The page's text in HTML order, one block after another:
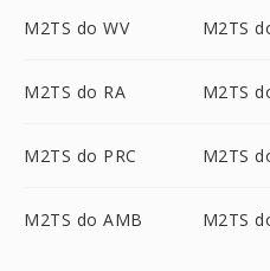
M2TS do WV M2TS
M2TS do RA M2TS
M2TS do PRC M2TS
M2TS do AMB M2TS